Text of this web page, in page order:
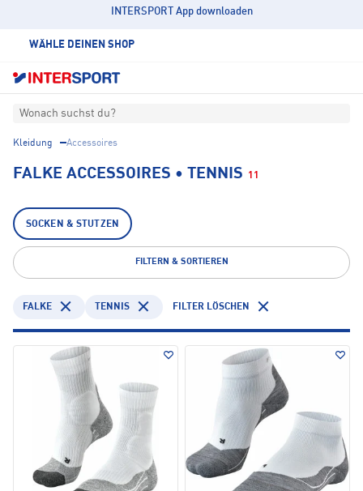
INTERSPORT App downloaden
WÄHLE DEINEN SHOP
Wonach suchst du?
Kleidung Accessoires
FALKE ACCESSOIRES • TENNIS 11
SOCKEN & STUTZEN
FILTERN & SORTIEREN
FALKE TENNIS FILTER LÖSCHEN